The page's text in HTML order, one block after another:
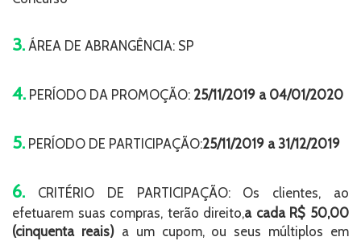
3. ÁREA DE ABRANGÊNCIA: SP
4. PERÍODO DA PROMOÇÃO: 25/11/2019 a 04/01/2020
5. PERÍODO DE PARTICIPAÇÃO:25/11/2019 a 31/12/2019
6. CRITÉRIO DE PARTICIPAÇÃO: Os clientes, ao
efetuarem suas compras, terão direito,a cada R$ 50,00
(cinquenta reais)a um cupom, ou seus múltiplos em